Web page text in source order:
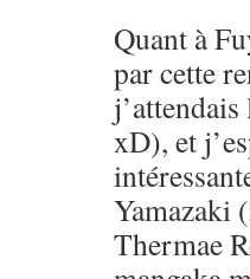
Quant à
par cette
xD), et
Yamazaki
Thermae